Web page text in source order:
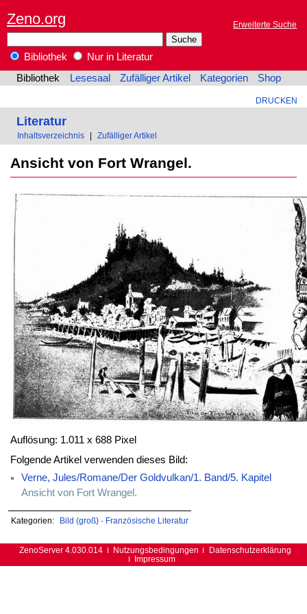
Zeno.org Erweiterte Suche
Bibliothek
Nur in Literatur
Bibliothek
Lesesaal Zufälliger Artikel Kategorien Shop
DRUCKEN
Literatur
Inhaltsverzeichnis Zufälliger Artikel
Ansicht von Fort Wrangel.
Auflösung: 1.011 x 688 Pixel
Folgende Artikel verwenden dieses Bild:
Verne, Jules/Romane/Der Goldvulkan/1. Band/5. Kapitel
Ansicht von Fort Wrangel.
Kategorien: Bild (groß)· Französische Literatur
ZenoServer 4.030.014 Nutzungsbedingungen
Datenschutzerklärung
Impressum